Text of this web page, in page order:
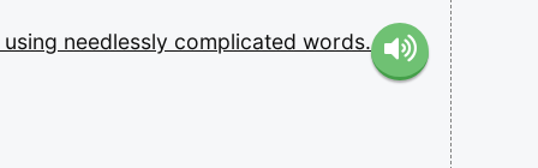
using needlessly complicated words.